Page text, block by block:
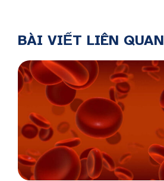
BÀI VIẾT LIÊN QUAN